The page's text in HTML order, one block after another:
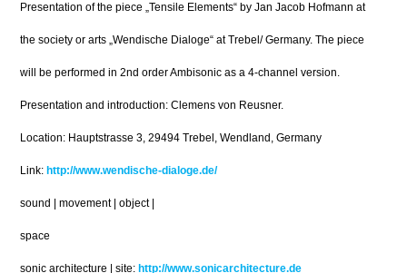
Presentation of the piece „Tensile Elements“ by Jan Jacob Hofmann at
the society or arts „Wendische Dialoge“ at Trebel/ Germany. The piece
will be performed in 2nd order Ambisonic as a 4-channel version.
Presentation and introduction: Clemens von Reusner.
Location: Hauptstrasse 3, 29494 Trebel, Wendland, Germany
Link: http://www.wendische-dialoge.de/
sound | movement | object |
space
sonic architecture | site: http://www.sonicarchitecture.de